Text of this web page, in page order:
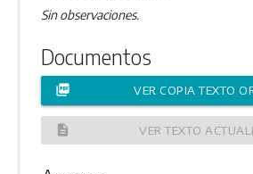
Sin observaciones.
Documentos
picture_as_pdf VER COPIA TEXTO
description VER TEXTO